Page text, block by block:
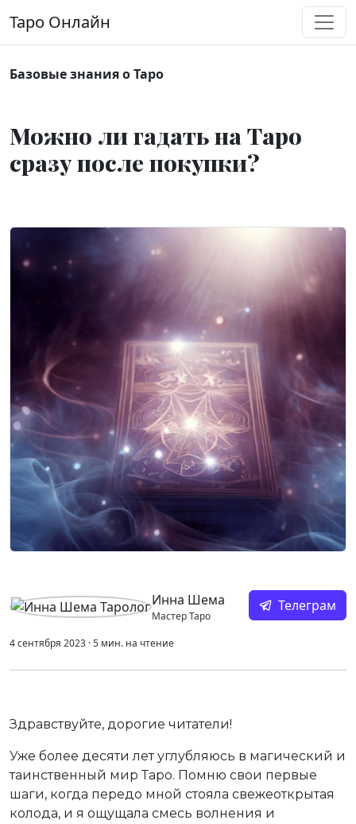
Основная навигация
Таро Онлайн
Базовые знания о Таро
Можно ли гадать на Таро
сразу после покупки?
Инна Шема
Мастер Таро
Телеграм
4 сентября 2023 ·5 мин. на чтение
Здравствуйте, дорогие читатели!
Уже более десяти лет углубляюсь в магический и
таинственный мир Таро. Помню свои первые
шаги, когда передо мной стояла свежеоткрытая
колода, и я ощущала смесь волнения и